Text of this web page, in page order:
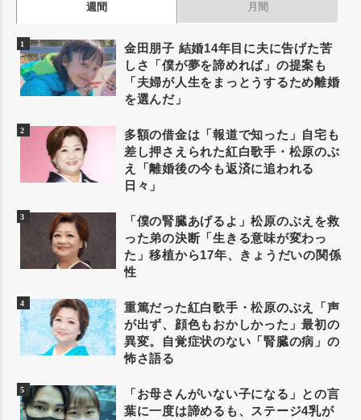
週間 月間
金田朋子 結婚14年目に夫に告げた苦
しさ「僕が夢を諦めれば」の提案も
「夫婦が人生をまっとうするため離婚
を選んだ」
多額の借金は「報道で知った」自宅も
差し押さえられた紅白歌手・松原のぶ
え「離婚後の今も返済に追われる
日々」
「僕の腎臓あげるよ」松原のぶえを救
った弟の決断「生きる意味が変わっ
た」移植から17年、きょうだいの関係
性
重篤だった紅白歌手・松原のぶえ「声
が出ず、顔色もおかしかった」最初の
異変。自覚症状のない「腎臓の病」の
怖さ語る
「お母さんがいない子になる」との言
葉に一度は諦めるも、ステージ4乳が